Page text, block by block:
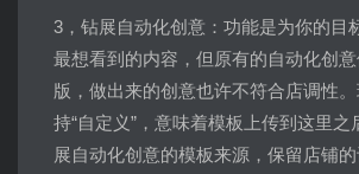
3，钻展自动化创意：功能是为你的目
最想看到的内容，但原有的自动化创
版，做出来的创意也许不符合店调性
持“自定义”，意味着模板上传到这里之
展自动化创意的模板来源，保留店铺